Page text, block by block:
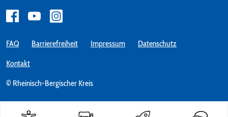
© Rheinisch-Bergischer Kreis
FAQ Barrierefreiheit Impressum Datenschutz
Kontakt